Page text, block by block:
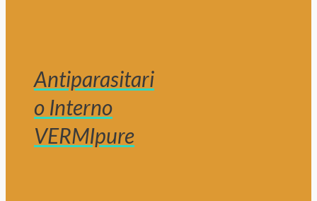
Antiparasitari
o Interno
VERMIpure